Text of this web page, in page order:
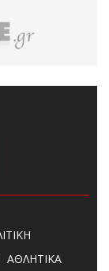
ΑΘΛΗΤΙΚΑ